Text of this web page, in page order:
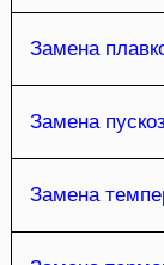
Замена
Замена
Замена